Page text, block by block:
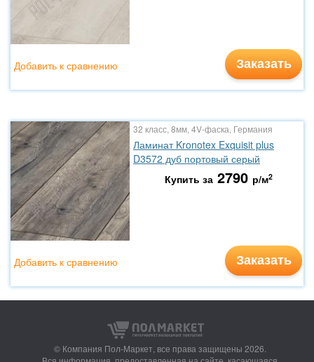
Заказать
Добавить к сравнению
32 класс, 8мм, 4V-фаска, Германия
Ламинат Kronotex Exquisit plus
D3572 дуб портовый серый
Купить за 2790 р/м2
Заказать
Добавить к сравнению
© Компания Пол-Маркет, все права защищены 2026.